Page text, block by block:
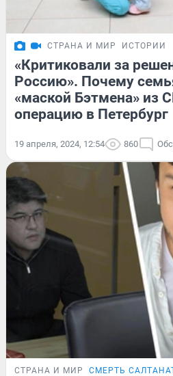
СТРАНА И МИР ИСТОРИИ
«Критиковали за
Россию». Почему
«маской Бэтмена» из
операцию в Петербург
19 апреля, 2024, 12:54 860
СТРАНА И МИР СМЕРТЬ